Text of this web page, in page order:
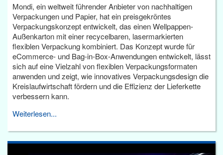
Mondi, ein weltweit führender Anbieter von nachhaltigen
Verpackungen und Papier, hat ein preisgekröntes
Verpackungskonzept entwickelt, das einen Wellpappen-
Außenkarton mit einer recycelbaren, lasermarkierten
flexiblen Verpackung kombiniert. Das Konzept wurde für
eCommerce- und Bag-in-Box-Anwendungen entwickelt, lässt
sich auf eine Vielzahl von flexiblen Verpackungsformaten
anwenden und zeigt, wie innovatives Verpackungsdesign die
Kreislaufwirtschaft fördern und die Effizienz der Lieferkette
verbessern kann.
Weiterlesen...